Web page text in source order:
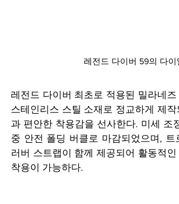
레전드 다이버 59의 다이
레전드 다이버 최초로 적용된 밀라네
스테인리스 스틸 소재로 정교하게 제
과 편안한 착용감을 선사한다. 미세 조
중 안전 폴딩 버클로 마감되었으며, 트
러버 스트랩이 함께 제공되어 활동적
착용이 가능하다.